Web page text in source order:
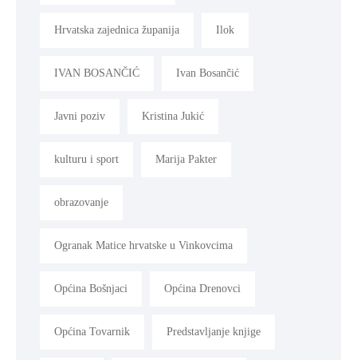
Hrvatska zajednica županija Ilok
IVAN BOSANČIĆ Ivan Bosančić
Javni poziv Kristina Jukić
kulturu i sport Marija Pakter
obrazovanje
Ogranak Matice hrvatske u Vinkovcima
Općina Bošnjaci Općina Drenovci
Općina Tovarnik Predstavljanje knjige